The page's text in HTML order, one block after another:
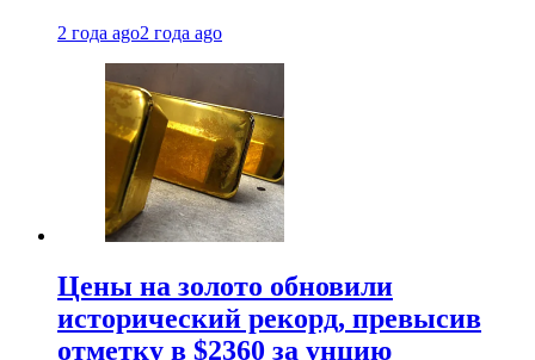
2 года ago2 года ago
Цены на золото обновили
исторический рекорд, превысив
отметку в $2360 за унцию